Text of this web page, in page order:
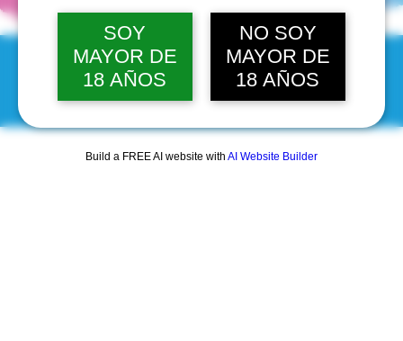
SOY
MAYOR DE
18 AÑOS
NO SOY
MAYOR DE
18 AÑOS
Build a FREE AI website with AI Website Builder
© 2025 by Scantastic.